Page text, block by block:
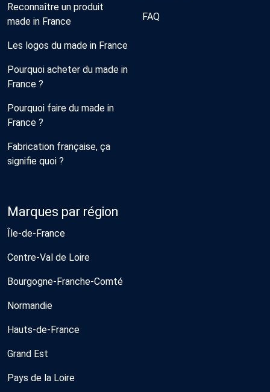
Reconnaître un produit
made in France
Les logos du made in France
Pourquoi acheter du made in
France ?
Pourquoi faire du made in
France ?
Fabrication française, ça
signifie quoi ?
FAQ
Marques par région
Île-de-France
Centre-Val de Loire
Bourgogne-Franche-Comté
Normandie
Hauts-de-France
Grand Est
Pays de la Loire